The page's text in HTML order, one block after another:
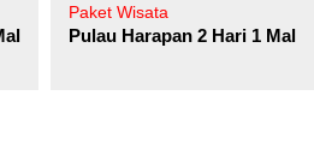
Paket Wisata
Pulau Harapan 2 Hari 1